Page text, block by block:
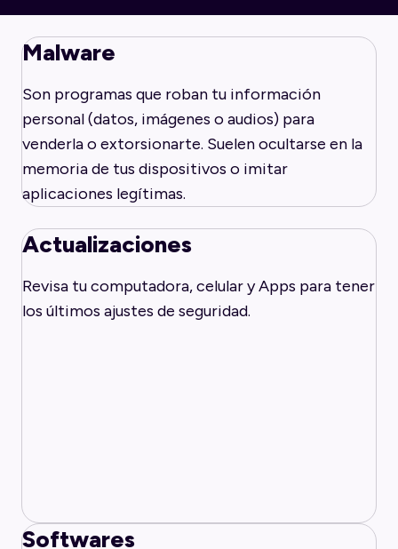
Malware
Son programas que roban tu información
personal (datos, imágenes o audios) para
venderla o extorsionarte. Suelen ocultarse en la
memoria de tus dispositivos o imitar
aplicaciones legítimas.
Actualizaciones
Revisa tu computadora, celular y Apps para tener
los últimos ajustes de seguridad.
Softwares